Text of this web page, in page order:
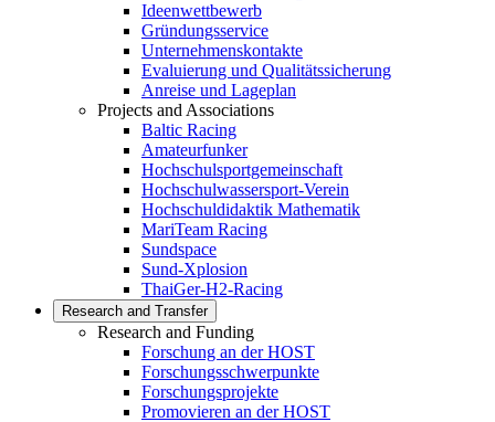
Ideenwettbewerb
Gründungsservice
Unternehmenskontakte
Evaluierung und Qualitätssicherung
Anreise und Lageplan
Projects and Associations
Baltic Racing
Amateurfunker
Hochschulsportgemeinschaft
Hochschulwassersport-Verein
Hochschuldidaktik Mathematik
MariTeam Racing
Sundspace
Sund-Xplosion
ThaiGer-H2-Racing
Research and Transfer
Research and Funding
Forschung an der HOST
Forschungsschwerpunkte
Forschungsprojekte
Promovieren an der HOST